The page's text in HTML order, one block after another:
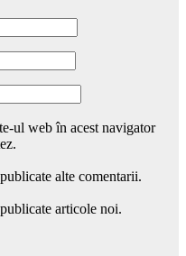
ul web în acest navigator
alte comentarii.
articole noi.